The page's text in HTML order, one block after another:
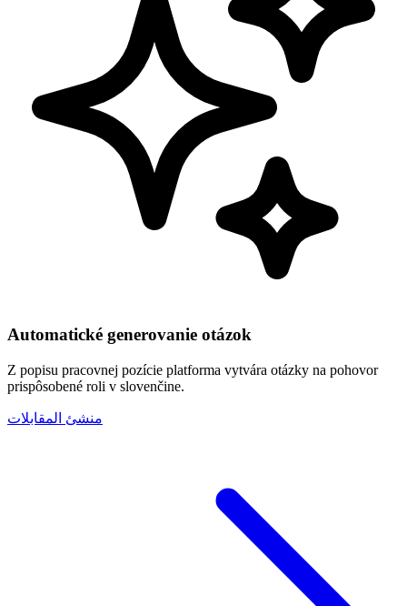
Automatické generovanie otázok
Z popisu pracovnej pozície platforma vytvára otázky na pohovor
prispôsobené roli v slovenčine.
منشئ المقابلات